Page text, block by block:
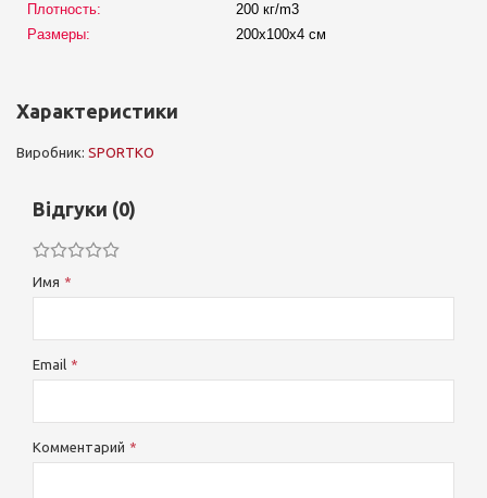
Плотность:
200 кг/m3
Размеры:
200х100х4 см
Характеристики
Виробник: SPORTKO
Відгуки (0)
Имя
Email
Комментарий